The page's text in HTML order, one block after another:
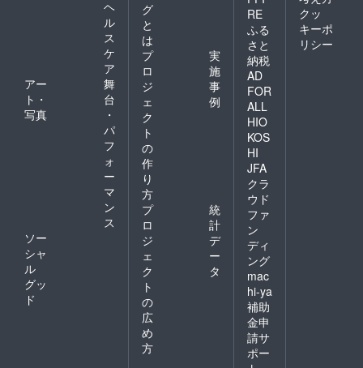
ヘ
ル
ス
ケ
ア
アー
ト・
写真
舞
台
・
パ
フ
ォ
ー
マ
ン
ス
ソー
シャ
ル
グッ
ド
グ
と
は
プ
ロ
ジ
ェ
ク
ト
の
作
り
方
実
施
事
例
プ
ロ
ジ
ェ
ク
ト
の
広
め
方
統
計
デ
ー
タ
RE
ふる
さと
納税
AD
FOR
ALL
HIO
KOS
HI
JFA
クラ
ウド
ファ
ン
ディ
ング
mac
hi-ya
補助
金申
請サ
ポー
クッ
キーポ
リシー